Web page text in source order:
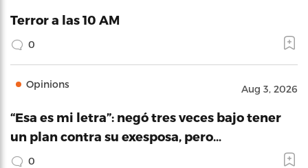
Terror a las 10 AM
0
Opinions Aug 3, 2026
“Esa es mi letra”: negó tres veces bajo tener
un plan contra su exesposa, pero…
0